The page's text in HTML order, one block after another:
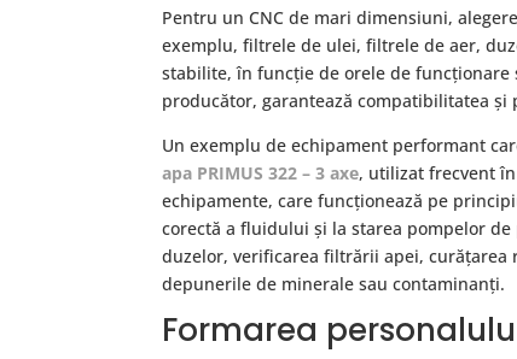
Pentru un CNC de mari dimensiuni,
exemplu, filtrele de ulei, filtrele de aer,
stabilite, în funcție de orele de funcționare
producător, garantează compatibilitatea
Un exemplu de echipament performant
apa PRIMUS 322 – 3 axe, utilizat frecvent
echipamente, care funcționează pe
corectă a fluidului și la starea pompelor
duzelor, verificarea filtrării apei,
depunerile de minerale sau contaminanți.
Formarea